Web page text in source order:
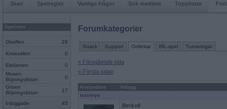
Start Spelregler Vanliga frågor Sök medlem Topplistor
Spelrum
Giraffen 28
Krokodilen 0
Elefanten
0
Musen
Böjningslistan
0
Grisen
Böjningslistan
17
Inloggade 45
Forumkategorier
Snack Support Ordlekar IRL-spel Turneringar
« Föregående sida
« Första sidan
Användare
Inlägg
travmys
Benkoll